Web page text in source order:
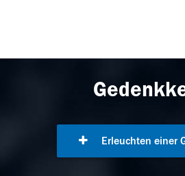
Erleuchten einer